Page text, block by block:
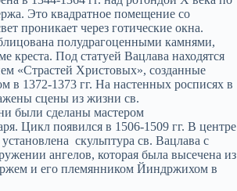
Это квадратное помещение со
проникает через готические окна.
полудрагоценными камнями,
Под статуей Вацлава находятся
«Страстей Христовых», созданные
в 1372-1373 гг. На настенных росписях в
сцены из жизни св.
были сделаны мастером
Цикл появился в 1506-1509 гг. В центре
скульптура св. Вацлава с
ангелов, которая была высечена из
и его племянником Йиндржихом в